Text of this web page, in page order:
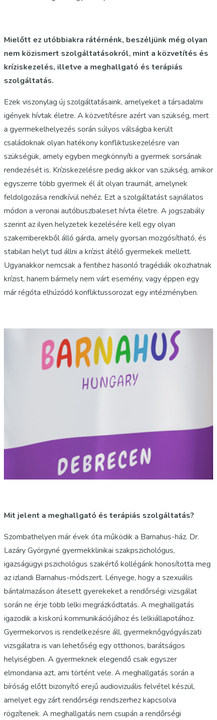
Mielőtt ez utóbbiakra rátérnénk, beszéljünk még olyan
nem közismert szolgáltatásokról, mint a közvetítés és
kríziskezelés, illetve a meghallgató és terápiás
szolgáltatás.
Ezek viszonylag új szolgáltatásaink, amelyeket a társadalmi
igények hívtak életre. A közvetítésre azért van szükség, mert
a gyermekelhelyezés során súlyos válságba került
családoknak olyan hatékony konfliktuskezelésre van
szükségük, amely egyben megkönnyíti a gyermek sorsának
rendezését is. Kríziskezelésre pedig akkor van szükség, amikor
egyszerre több gyermek él át olyan traumát, amelynek
feldolgozása rendkívül nehéz. Ezt a szolgáltatást sajnálatos
módon a veronai autóbuszbaleset hívta életre. A jogszabály
szerint az ilyen helyzetek kezelésére kell egy olyan
szakemberekből álló gárda, amely gyorsan mozgósítható, és
stabilan helyt tud állni a krízist átélő gyermekek mellett.
Ugyanakkor nemcsak a fentihez hasonló tragédiák okozhatnak
krízist, hanem bármely nem várt esemény, vagy éppen egy
már régóta elhúzódó konfliktussorozat egy intézményben.
Mit jelent a meghallgató és terápiás szolgáltatás?
Szombathelyen már évek óta működik a Barnahus-ház. Dr.
Lazáry Györgyné gyermekklinikai szakpszichológus,
igazságügyi pszichológus szakértő kollégánk honosította meg
az izlandi Barnahus-módszert. Lényege, hogy a szexuális
bántalmazáson átesett gyerekeket a rendőrségi vizsgálat
során ne érje több lelki megrázkódtatás. A meghallgatás
igazodik a kiskorú kommunikációjához és lelkiállapotához.
Gyermekorvos is rendelkezésre áll, gyermeknőgyógyászati
vizsgálatra is van lehetőség egy otthonos, barátságos
helyiségben. A gyermeknek elegendő csak egyszer
elmondania azt, ami történt vele. A meghallgatás során a
bíróság előtt bizonyító erejű audiovizuális felvétel készül,
amelyet egy zárt rendőrségi rendszerhez kapcsolva
rögzítenek. A meghallgatás nem csupán a rendőrségi